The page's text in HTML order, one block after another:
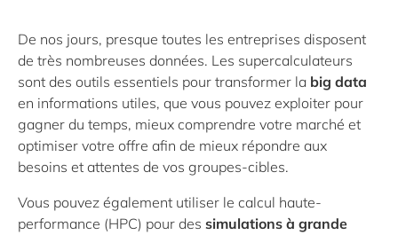
De nos jours, presque toutes les entreprises disposent
de très nombreuses données. Les supercalculateurs
sont des outils essentiels pour transformer la big data
en informations utiles, que vous pouvez exploiter pour
gagner du temps, mieux comprendre votre marché et
optimiser votre offre afin de mieux répondre aux
besoins et attentes de vos groupes-cibles.
Vous pouvez également utiliser le calcul haute-
performance (HPC) pour des simulations à grande